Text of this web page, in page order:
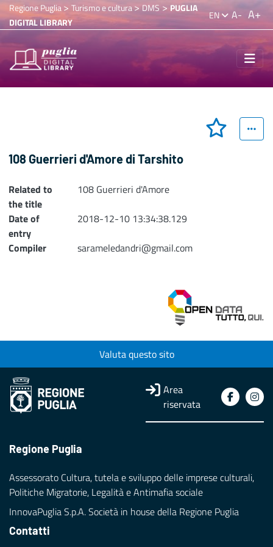
Regione Puglia> Turismo e cultura>DMS > PUGLIA
DIGITAL LIBRARY
EN A- A+
108 Guerrieri d'Amore di Tarshito
Related to
the title
108 Guerrieri d'Amore
Date of
entry
2018-12-10 13:34:38.129
Compiler
sarameledandri@gmail.com
Valuta questo sito
Area
riservata
Regione Puglia
Assessorato Cultura, tutela e sviluppo delle imprese culturali,
Politiche Migratorie, Legalità e Antimafia sociale
InnovaPuglia S.p.A. Società in house della Regione Puglia
Contatti